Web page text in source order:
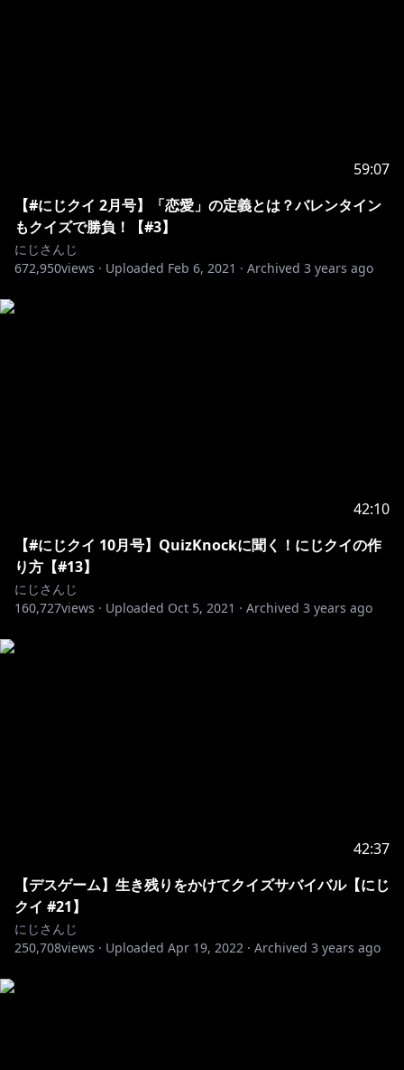
59:07
【#にじクイ 2月号】「恋愛」の定義とは？バレンタイン
もクイズで勝負！【#3】
にじさんじ
672,950views · Uploaded Feb 6, 2021 · Archived 3 years ago
42:10
【#にじクイ 10月号】QuizKnockに聞く！にじクイの作
り方【#13】
にじさんじ
160,727views · Uploaded Oct 5, 2021 · Archived 3 years ago
42:37
【デスゲーム】生き残りをかけてクイズサバイバル【にじ
クイ #21】
にじさんじ
250,708views · Uploaded Apr 19, 2022 · Archived 3 years ago